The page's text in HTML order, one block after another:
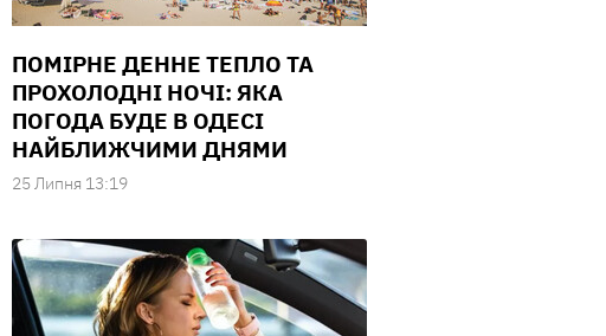
ПОМІРНЕ ДЕННЕ ТЕПЛО ТА
ПРОХОЛОДНІ НОЧІ: ЯКА
ПОГОДА БУДЕ В ОДЕСІ
НАЙБЛИЖЧИМИ ДНЯМИ
25 Липня 13:19